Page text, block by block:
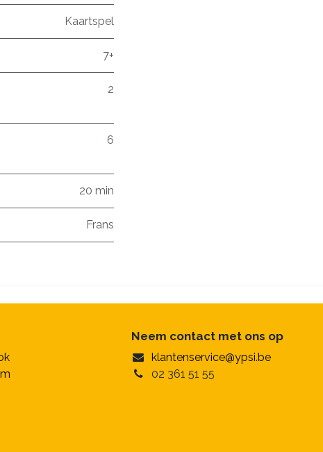
Kaartspel
7+
2
6
20 min
Frans
Neem contact met ons op
klantenservice@ypsi.be
02 361 51 55